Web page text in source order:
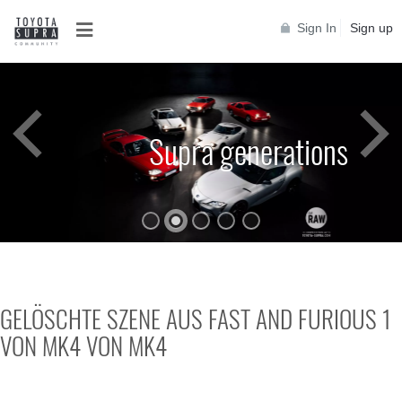
Sign In Sign up
Supra generations
GELÖSCHTE SZENE AUS FAST AND FURIOUS 1
VON MK4 VON MK4